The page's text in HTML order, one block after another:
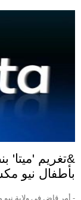
&تغريم 'ميتا'
بأطفال نيو
- أمر قاض في ولاية